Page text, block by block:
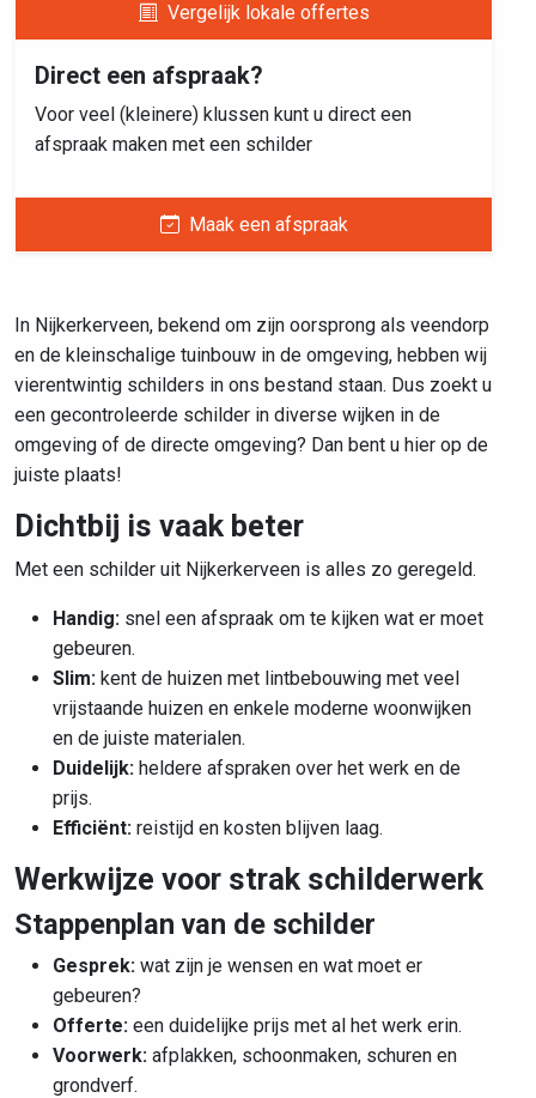
Vergelijk lokale offertes
Direct een afspraak?
Voor veel (kleinere) klussen kunt u direct een
afspraak maken met een schilder
Maak een afspraak
In Nijkerkerveen, bekend om zijn oorsprong als veendorp
en de kleinschalige tuinbouw in de omgeving, hebben wij
vierentwintig schilders in ons bestand staan. Dus zoekt u
een gecontroleerde schilder in diverse wijken in de
omgeving of de directe omgeving? Dan bent u hier op de
juiste plaats!
Dichtbij is vaak beter
Met een schilder uit Nijkerkerveen is alles zo geregeld.
Handig: snel een afspraak om te kijken wat er moet
gebeuren.
Slim: kent de huizen met lintbebouwing met veel
vrijstaande huizen en enkele moderne woonwijken
en de juiste materialen.
Duidelijk: heldere afspraken over het werk en de
prijs.
Efficiënt: reistijd en kosten blijven laag.
Werkwijze voor strak schilderwerk
Stappenplan van de schilder
Gesprek: wat zijn je wensen en wat moet er
gebeuren?
Offerte: een duidelijke prijs met al het werk erin.
Voorwerk: afplakken, schoonmaken, schuren en
grondverf.